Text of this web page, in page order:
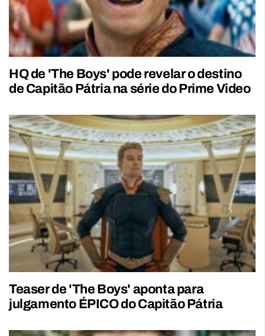
HQ de 'The Boys' pode revelar o destino
de Capitão Pátria na série do Prime Video
Teaser de 'The Boys' aponta para
julgamento ÉPICO do Capitão Pátria